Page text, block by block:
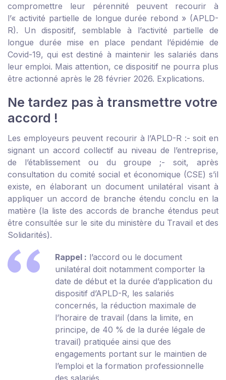
compromettre leur pérennité peuvent recourir à
l’« activité partielle de longue durée rebond » (APLD-
R). Un dispositif, semblable à l’activité partielle de
longue durée mise en place pendant l’épidémie de
Covid-19, qui est destiné à maintenir les salariés dans
leur emploi. Mais attention, ce dispositif ne pourra plus
être actionné après le 28 février 2026. Explications.
Ne tardez pas à transmettre votre
accord !
Les employeurs peuvent recourir à l’APLD-R :- soit en
signant un accord collectif au niveau de l’entreprise,
de l’établissement ou du groupe ;- soit, après
consultation du comité social et économique (CSE) s’il
existe, en élaborant un document unilatéral visant à
appliquer un accord de branche étendu conclu en la
matière (la liste des accords de branche étendus peut
être consultée sur le site du ministère du Travail et des
Solidarités).
Rappel : l’accord ou le document
unilatéral doit notamment comporter la
date de début et la durée d’application du
dispositif d’APLD-R, les salariés
concernés, la réduction maximale de
l’horaire de travail (dans la limite, en
principe, de 40 % de la durée légale de
travail) pratiquée ainsi que des
engagements portant sur le maintien de
l’emploi et la formation professionnelle